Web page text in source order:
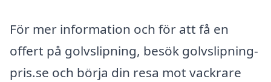
För mer information och för att få en
offert på golvslipning, besök golvslipning-
pris.se och börja din resa mot vackrare